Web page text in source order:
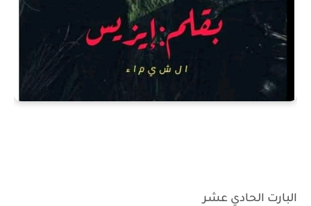
البارت الحادي عشر